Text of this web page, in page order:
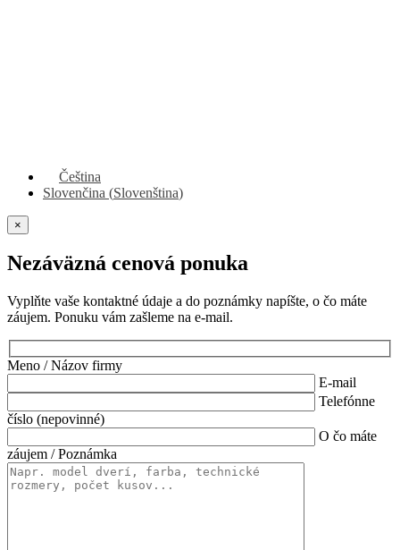
Čeština
Slovenčina (Slovenština)
×
Nezáväzná cenová ponuka
Vyplňte vaše kontaktné údaje a do poznámky napíšte, o čo máte
záujem. Ponuku vám zašleme na e-mail.
Meno / Názov firmy
E-mail
Telefónne
číslo (nepovinné)
O čo máte
záujem / Poznámka